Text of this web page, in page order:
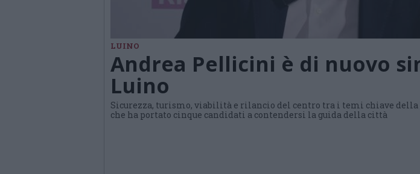
LUINO
Andrea Pellicini è di nuovo
Luino
Sicurezza, turismo, viabilità e rilancio del centro tra i temi chiave
che ha portato cinque candidati a contendersi la guida della città